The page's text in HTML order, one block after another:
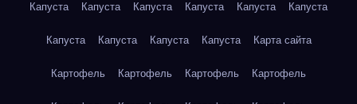
Капуста Капуста Капуста Капуста Капуста Капуста
Капуста Капуста Капуста Капуста Карта сайта
Картофель Картофель Картофель Картофель